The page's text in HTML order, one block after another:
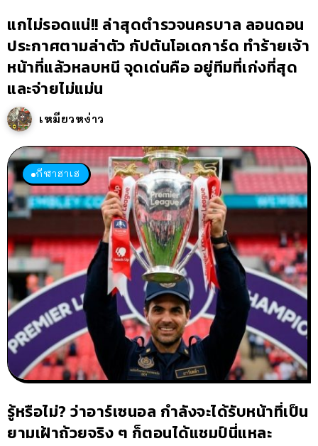
แกไม่รอดแน่!! ล่าสุดตำรวจนครบาล ลอนดอน
ประกาศตามล่าตัว กัปตันโอเดการ์ด ทำร้ายเจ้า
หน้าที่แล้วหลบหนี จุดเด่นคือ อยู่ทีมที่เก่งที่สุด
และจ่ายไม่แม่น
เหมียวหง่าว
กีฬาฮาเฮ
รู้หรือไม่? ว่าอาร์เซนอล กำลังจะได้รับหน้าที่เป็น
ยามเฝ้าถ้วยจริง ๆ ก็ตอนได้แชมป์นี่แหละ